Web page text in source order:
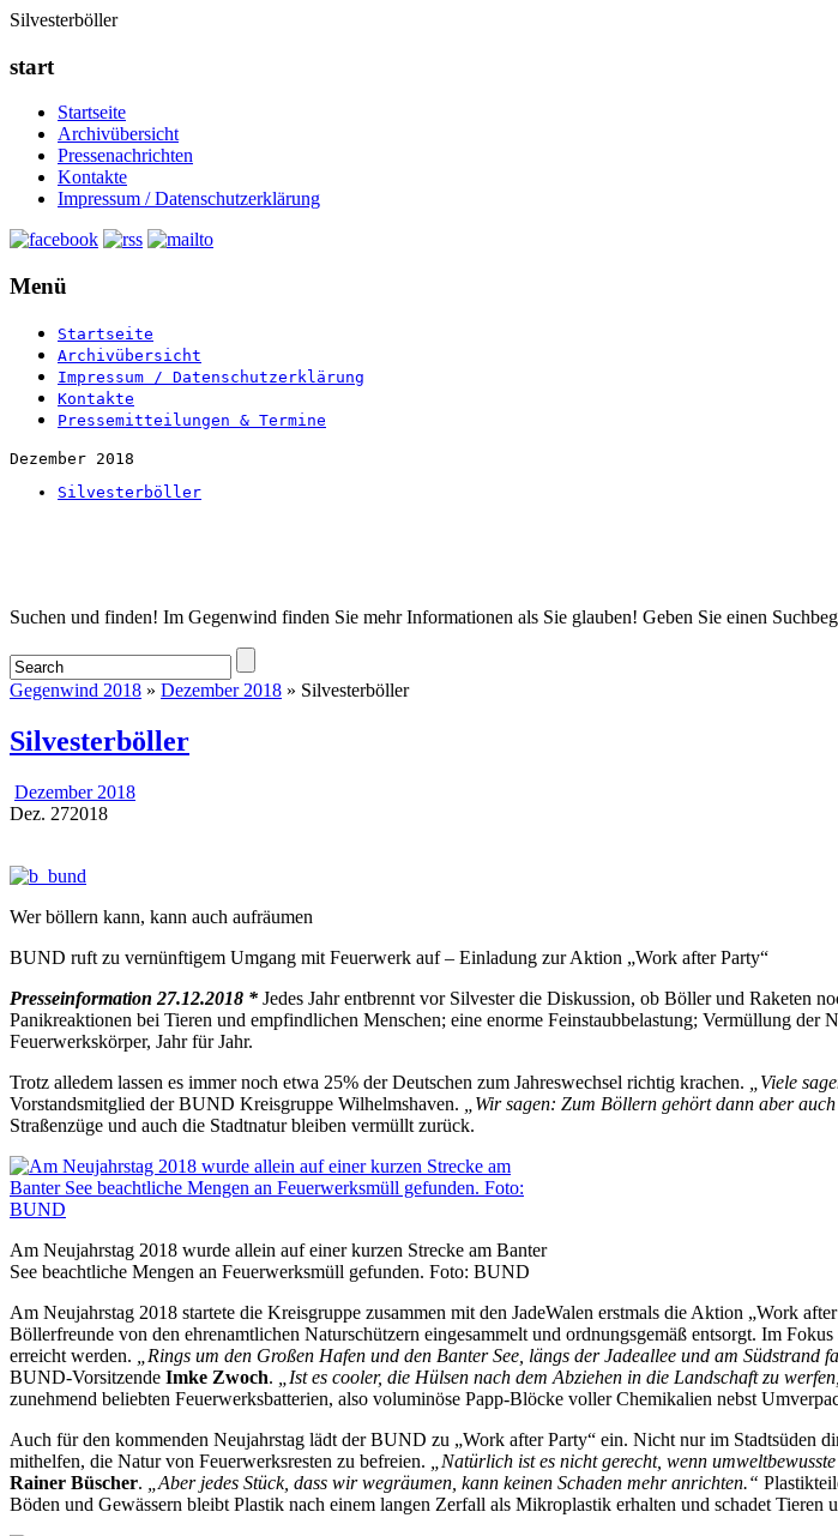
Silvesterböller
start
Startseite
Archivübersicht
Pressenachrichten
Kontakte
Impressum / Datenschutzerklärung
Menü
Startseite
Archivübersicht
Impressum / Datenschutzerklärung
Kontakte
Pressemitteilungen & Termine
Dezember 2018
Silvesterböller
Startseite
Suchen und finden! Im Gegenwind finden Sie mehr Informationen als Sie glauben! Geben Sie einen
Gegenwind 2018 » Dezember 2018 » Silvesterböller
Silvesterböller
Dezember 2018
Dez. 272018
Wer böllern kann, kann auch aufräumen
BUND ruft zu vernünftigem Umgang mit Feuerwerk auf – Einladung zur Aktion „Work after Party“
Presseinformation 27.12.2018 * Jedes Jahr entbrennt vor Silvester die Diskussion, ob Böller und Raketen
Panikreaktionen bei Tieren und empfindlichen Menschen; eine enorme Feinstaubbelastung; Vermüllung
Feuerwerkskörper, Jahr für Jahr.
Trotz alledem lassen es immer noch etwa 25% der Deutschen zum Jahreswechsel richtig krachen. „Viele
Vorstandsmitglied der BUND Kreisgruppe Wilhelmshaven.
„Wir sagen: Zum Böllern gehört dann aber
Straßenzüge und auch die Stadtnatur bleiben vermüllt zurück.
Am Neujahrstag 2018 wurde allein auf einer kurzen Strecke am Banter
See beachtliche Mengen an Feuerwerksmüll gefunden. Foto: BUND
Am Neujahrstag 2018 startete die Kreisgruppe zusammen mit den JadeWalen erstmals die Aktion „Work
Böllerfreunde von den ehrenamtlichen Naturschützern eingesammelt und ordnungsgemäß entsorgt. Im
erreicht werden.
„Rings um den Großen Hafen und den Banter See, längs der Jadeallee und am
BUND-Vorsitzende Imke Zwoch. „Ist es cooler, die Hülsen nach dem Abziehen in die Landschaft zu
zunehmend beliebten Feuerwerksbatterien, also voluminöse Papp-Blöcke voller Chemikalien nebst
Auch für den kommenden Neujahrstag lädt der BUND zu „Work after Party“ ein. Nicht nur im Stadtsüden
mithelfen, die Natur von Feuerwerksresten zu befreien.
„Natürlich ist es nicht gerecht, wenn
Rainer Büscher. „Aber jedes Stück, dass wir wegräumen, kann keinen Schaden mehr anrichten.“
Böden und Gewässern bleibt Plastik nach einem langen Zerfall als Mikroplastik erhalten und schadet Tieren